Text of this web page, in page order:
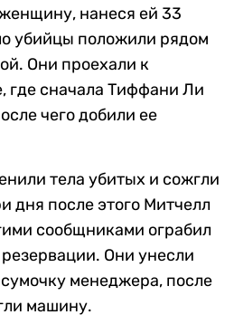
нанеся ей 33
убийцы положили рядом
Они проехали к
где сначала Тиффани Ли
чего добили ее
тела убитых и сожгли
дня после этого Митчелл
сообщниками ограбил
Они унесли
менеджера, после
машину.